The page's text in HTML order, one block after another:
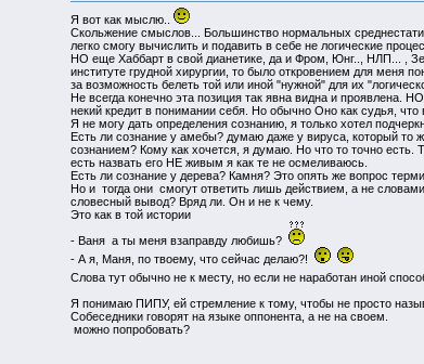
Я вот как мыслю..
Скольжение смыслов... Большинство нормальных
легко смогу вычислить и подавить в себе не логические
НО еще Хаббарт в свой дианетике, да и Фром, Юнг.., НЛП... ,
институте грудной хирургии, то было откровением для меня
за возможность белеть той или иной "нужной" для их
Не всегда конечно эта позиция так явна видна и проявлена.
некий кредит в понимании себя. Но обычно Оно как судья, что
Я не могу дать определения сознанию, я только хотел
Есть ли сознание у амебы? думаю даже у вируса, который то
сознанием? Кому как хочется, я думаю. Но что то точно
есть назвать его НЕ живым я как те не осмеливаюсь.
Есть ли сознание у дерева? Камня? Это опять же вопрос
Но и тогда они смогут ответить лишь действием, а не
словесный вывод? Вряд ли. Он и не к чему.
Это как в той истории
- Ваня а ты меня взаправду любишь?
- А я, Маня, по твоему, что сейчас делаю?!
Слова тут обычно не к месту, но если не наработан иной
Я понимаю ПИПУ, ей стремление к тому, чтобы не просто
Собеседники говорят на языке оппонента, а не на своем.
можно попробовать?